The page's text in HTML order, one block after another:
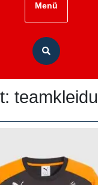
Menü